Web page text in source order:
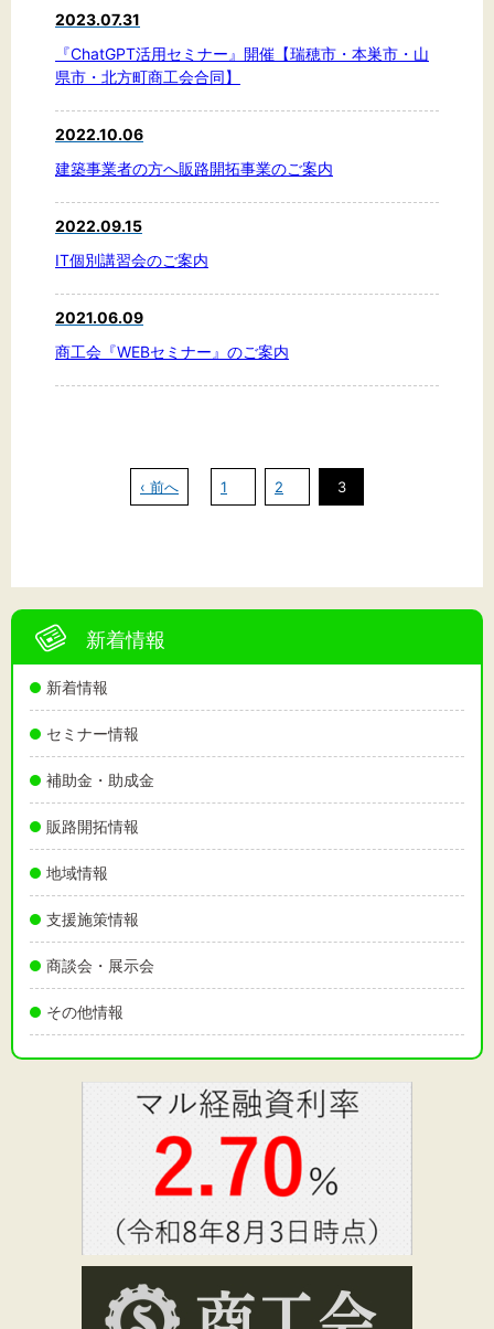
新着情報
新着情報
セミナー情報
補助金・助成金
販路開拓情報
地域情報
支援施策情報
商談会・展示会
その他情報
2023.07.31
『ChatGPT活用セミナー』開催【瑞穂市・本巣市・山
県市・北方町商工会合同】
2022.10.06
建築事業者の方へ販路開拓事業のご案内
2022.09.15
IT個別講習会のご案内
2021.06.09
商工会『WEBセミナー』のご案内
‹ 前へ 1 2 3